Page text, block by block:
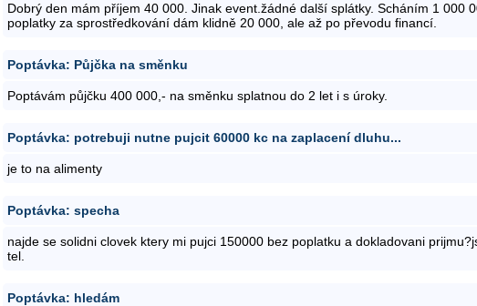
Dobrý den mám příjem 40 000. Jinak event.žádné další splátky. Scháním 1 000
poplatky za sprostředkování dám klidně 20 000, ale až po převodu financí.
Poptávka: Půjčka na směnku
Poptávám půjčku 400 000,- na směnku splatnou do 2 let i s úroky.
Poptávka: potrebuji nutne pujcit 60000 kc na zaplacení dluhu...
je to na alimenty
Poptávka: specha
najde se solidni clovek ktery mi pujci 150000 bez poplatku a dokladovani
tel.
Poptávka: hledám